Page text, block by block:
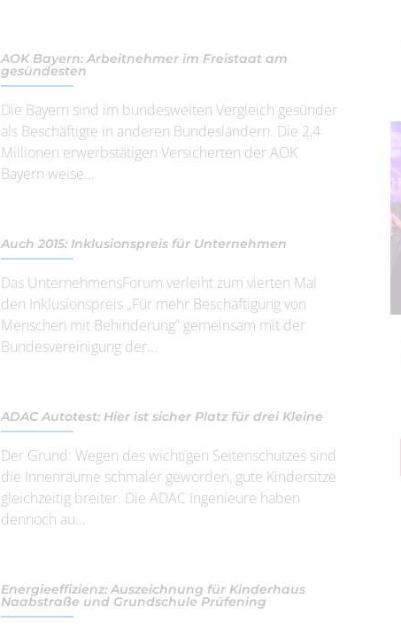
AOK Bayern: Arbeitnehmer im Freistaat am
gesündesten
Die Bayern sind im bundesweiten Vergleich gesünder
als Beschäftigte in anderen Bundesländern. Die 2,4
Millionen erwerbstätigen Versicherten der AOK
Bayern weise...
Auch 2015: Inklusionspreis für Unternehmen
Das UnternehmensForum verleiht zum vierten Mal
den Inklusionspreis „Für mehr Beschäftigung von
Menschen mit Behinderung“ gemeinsam mit der
Bundesvereinigung der...
ADAC Autotest: Hier ist sicher Platz für drei Kleine
Der Grund: Wegen des wichtigen Seitenschutzes sind
die Innenräume schmaler geworden, gute Kindersitze
gleichzeitig breiter. Die ADAC Ingenieure haben
dennoch au...
Energieeffizienz: Auszeichnung für Kinderhaus
Naabstraße und Grundschule Prüfening